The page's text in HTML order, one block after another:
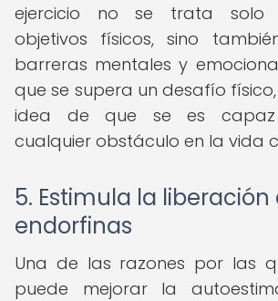
ejercicio no se trata solo
objetivos físicos, sino
barreras mentales y
que se supera un desafío
idea de que se es
cualquier obstáculo en la vida
5. Estimula la liberación
endorfinas
Una de las razones por las
puede mejorar la